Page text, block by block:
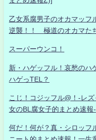
乙女系腐男子のオカマッ
逆襲！！ 極道のオカマた
スーパーウンコ！
新・ハゲッフル！哀愁のハ
ハゲっTEL？
こじ！コジッフル@！-レ
女のBL腐女子的まとめ速報-
何だ！何が？真・シロッ